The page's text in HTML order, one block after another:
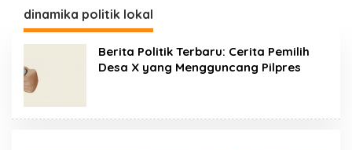
dinamika politik lokal
Berita Politik Terbaru: Cerita Pemilih
Desa X yang Mengguncang Pilpres